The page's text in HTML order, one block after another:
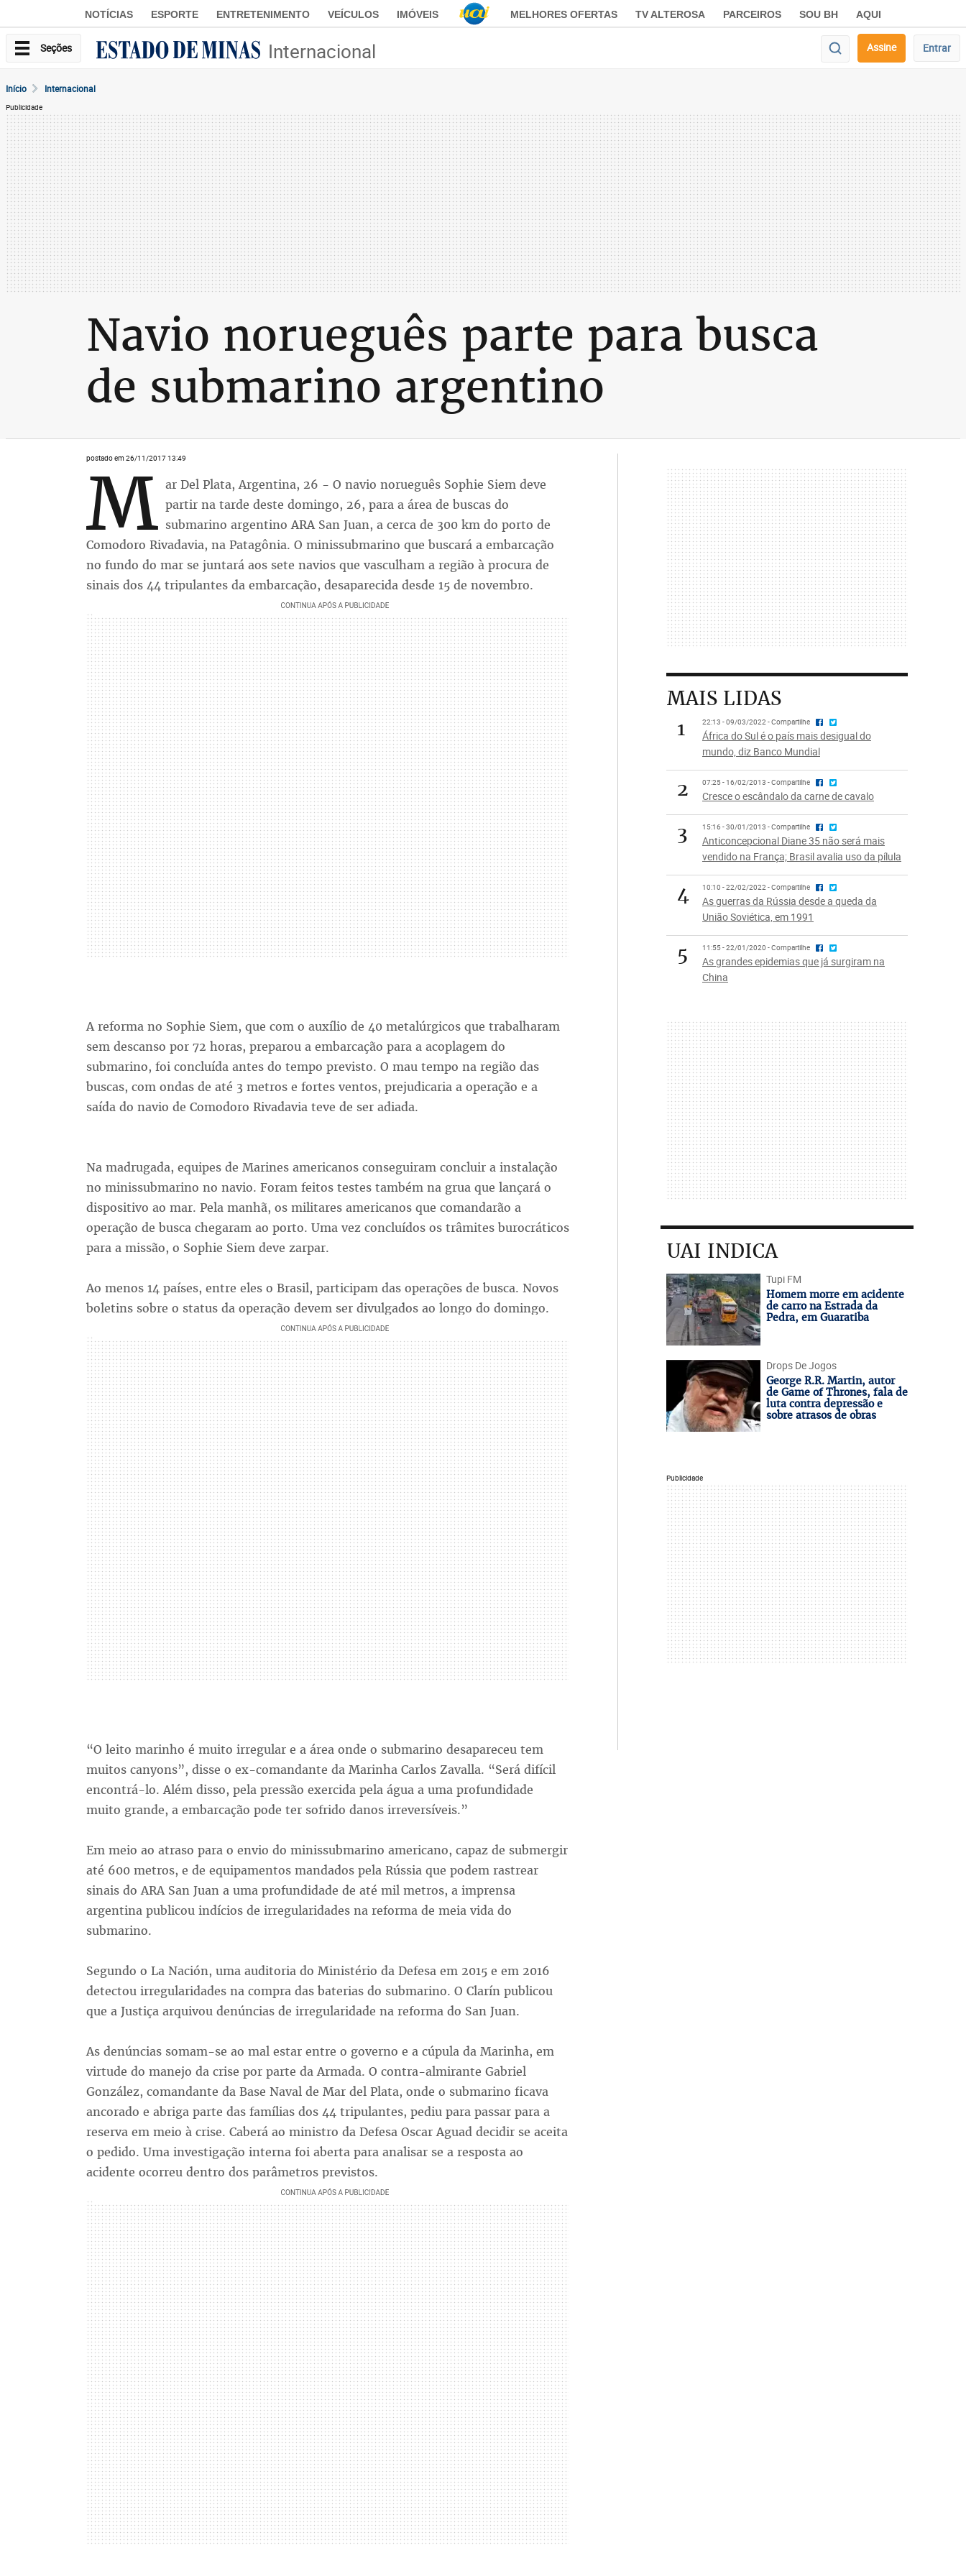
NOTÍCIAS ESPORTE ENTRETENIMENTO VEÍCULOS IMÓVEIS MELHORES OFERTAS TV ALTEROSA PARCEIROS SOU BH AQUI
Seções Internacional Assine Entrar
Início Internacional
Publicidade
Navio norueguês parte para busca
de submarino argentino
postado em 26/11/2017 13:49
M ar Del Plata, Argentina, 26 - O navio norueguês Sophie Siem deve
partir na tarde deste domingo, 26, para a área de buscas do
submarino argentino ARA San Juan, a cerca de 300 km do porto de
Comodoro Rivadavia, na Patagônia. O minissubmarino que buscará a embarcação
no fundo do mar se juntará aos sete navios que vasculham a região à procura de
sinais dos 44 tripulantes da embarcação, desaparecida desde 15 de novembro.
A reforma no Sophie Siem, que com o auxílio de 40 metalúrgicos que trabalharam
sem descanso por 72 horas, preparou a embarcação para a acoplagem do
submarino, foi concluída antes do tempo previsto. O mau tempo na região das
buscas, com ondas de até 3 metros e fortes ventos, prejudicaria a operação e a
saída do navio de Comodoro Rivadavia teve de ser adiada.
Na madrugada, equipes de Marines americanos conseguiram concluir a instalação
no minissubmarino no navio. Foram feitos testes também na grua que lançará o
dispositivo ao mar. Pela manhã, os militares americanos que comandarão a
operação de busca chegaram ao porto. Uma vez concluídos os trâmites burocráticos
para a missão, o Sophie Siem deve zarpar.
Ao menos 14 países, entre eles o Brasil, participam das operações de busca. Novos
boletins sobre o status da operação devem ser divulgados ao longo do domingo.
“O leito marinho é muito irregular e a área onde o submarino desapareceu tem
muitos canyons”, disse o ex-comandante da Marinha Carlos Zavalla. “Será difícil
encontrá-lo. Além disso, pela pressão exercida pela água a uma profundidade
muito grande, a embarcação pode ter sofrido danos irreversíveis.”
Em meio ao atraso para o envio do minissubmarino americano, capaz de submergir
até 600 metros, e de equipamentos mandados pela Rússia que podem rastrear
sinais do ARA San Juan a uma profundidade de até mil metros, a imprensa
argentina publicou indícios de irregularidades na reforma de meia vida do
submarino.
Segundo o La Nación, uma auditoria do Ministério da Defesa em 2015 e em 2016
detectou irregularidades na compra das baterias do submarino. O Clarín publicou
que a Justiça arquivou denúncias de irregularidade na reforma do San Juan.
As denúncias somam-se ao mal estar entre o governo e a cúpula da Marinha, em
virtude do manejo da crise por parte da Armada. O contra-almirante Gabriel
González, comandante da Base Naval de Mar del Plata, onde o submarino ficava
ancorado e abriga parte das famílias dos 44 tripulantes, pediu para passar para a
reserva em meio à crise. Caberá ao ministro da Defesa Oscar Aguad decidir se aceita
o pedido. Uma investigação interna foi aberta para analisar se a resposta ao
acidente ocorreu dentro dos parâmetros previstos.
MAIS LIDAS
1
22:13 - 09/03/2022 - Compartilhe
África do Sul é o país mais desigual do
mundo, diz Banco Mundial
2 07:25 - 16/02/2013 - Compartilhe
Cresce o escândalo da carne de cavalo
3 15:16 - 30/01/2013 - Compartilhe
Anticoncepcional Diane 35 não será mais
vendido na França; Brasil avalia uso da pílula
4 10:10 - 22/02/2022 - Compartilhe
As guerras da Rússia desde a queda da
União Soviética, em 1991
5 11:55 - 22/01/2020 - Compartilhe
As grandes epidemias que já surgiram na
China
UAI INDICA
Tupi FM
Homem morre em acidente
de carro na Estrada da
Pedra, em Guaratiba
Drops De Jogos
George R.R. Martin, autor
de Game of Thrones, fala de
luta contra depressão e
sobre atrasos de obras
Publicidade